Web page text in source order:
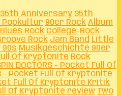
35th Anniversary 35th
Popkultur 90er Rock Album
Blues Rock College-Rock
Rock Jam Band Little
90s Musikgeschichte 90er
Of Kryptonite Rock
DOCTORS - Pocket Full Of
- Pocket Full Of Kryptonite
Full Of Kryptonite Kritik
Of Kryptonite review Two